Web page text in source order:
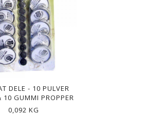
POPULÆR
DELE - 10 PULVER
10 GUMMI PROPPER
0,092 KG